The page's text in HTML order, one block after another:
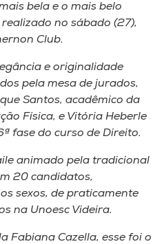
bela e o mais belo
no sábado (27),
Club.
e originalidade
pela mesa de jurados,
Santos, acadêmico da
Física, e Vitória Heberle
fase do curso de Direito.
animado pela tradicional
20 candidatos,
sexos, de praticamente
na Unoesc Videira.
Fabiana Cazella, esse foi o